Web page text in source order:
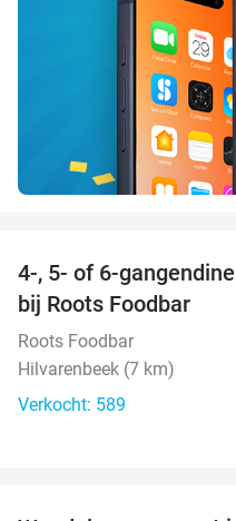
4-, 5- of 6-
bij Roots Foodbar
Roots Foodbar
Hilvarenbeek (7 km)
Verkocht: 589